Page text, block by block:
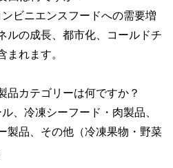
ビニエンスフードへの需要増
ルの成長、都市化、コールドチ
れます。
品カテゴリーは何ですか？
、冷凍シーフード・肉製品、
製品、その他（冷凍果物・野菜